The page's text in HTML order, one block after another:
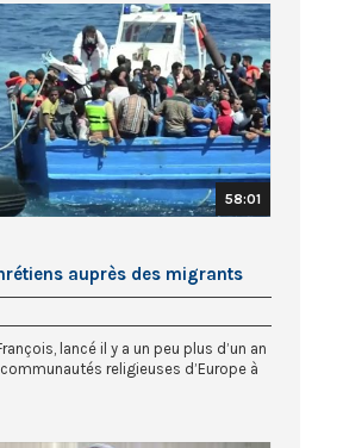
58:01
auprès des migrants
lancé il y a un peu plus d’un an
religieuses d’Europe à